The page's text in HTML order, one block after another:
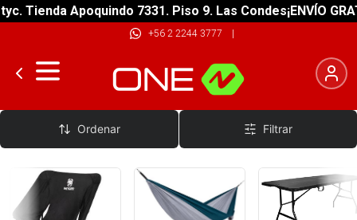
Apoquindo 7331. Piso 9. Las Condes¡ENVÍO
+56 2 2244 3777 |
Mobiliario Campamento
Ordenar Filtrar